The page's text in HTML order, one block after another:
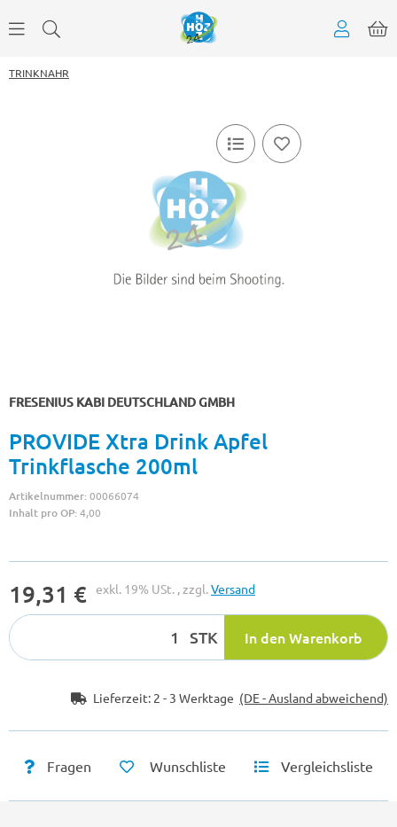
TRINKNAHR
FRESENIUS KABI DEUTSCHLAND GMBH
PROVIDE Xtra Drink Apfel
Trinkflasche 200ml
Artikelnummer:00066074
Inhalt pro OP:4,00
19,31 € exkl. 19% USt. , zzgl.Versand
STK In den Warenkorb
Lieferzeit: 2 - 3 Werktage (DE - Ausland abweichend)
Fragen Wunschliste Vergleichsliste